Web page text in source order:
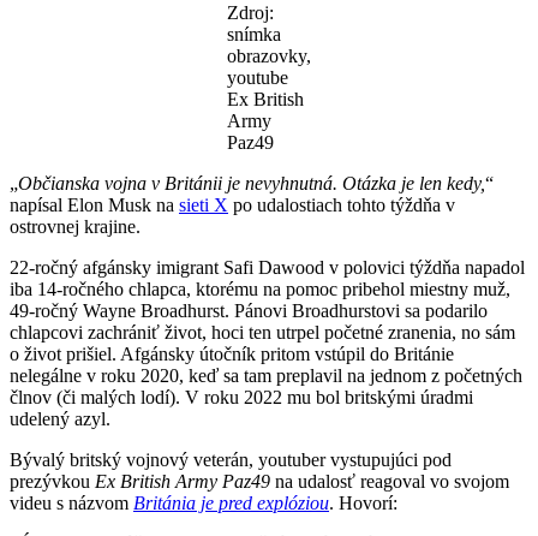
Zdroj:
snímka
obrazovky,
youtube
Ex British
Army
Paz49
„Občianska vojna v Británii je nevyhnutná. Otázka je len kedy,“
napísal Elon Musk na sieti X po udalostiach tohto týždňa v
ostrovnej krajine.
22-ročný afgánsky imigrant Safi Dawood v polovici týždňa napadol
iba 14-ročného chlapca, ktorému na pomoc pribehol miestny muž,
49-ročný Wayne Broadhurst. Pánovi Broadhurstovi sa podarilo
chlapcovi zachrániť život, hoci ten utrpel početné zranenia, no sám
o život prišiel. Afgánsky útočník pritom vstúpil do Británie
nelegálne v roku 2020, keď sa tam preplavil na jednom z početných
člnov (či malých lodí). V roku 2022 mu bol britskými úradmi
udelený azyl.
Bývalý britský vojnový veterán, youtuber vystupujúci pod
prezývkou Ex British Army Paz49 na udalosť reagoval vo svojom
videu s názvom Británia je pred explóziou. Hovorí: